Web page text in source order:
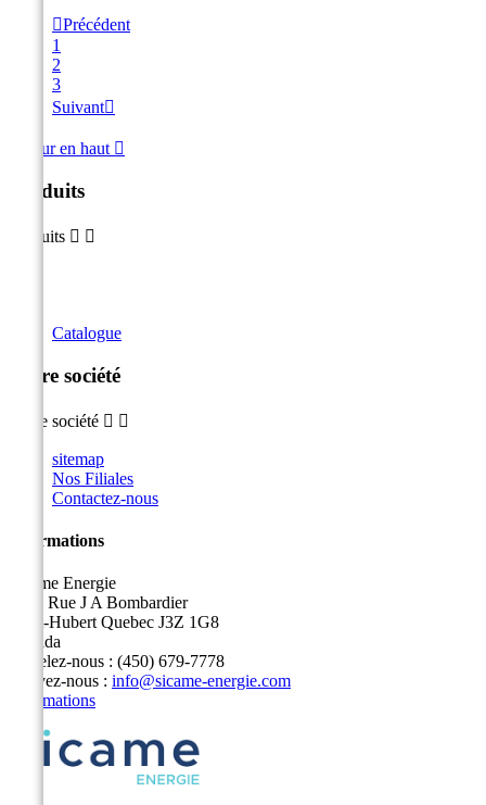
Précédent
1
2
3
Suivant
Retour en haut 
Produits
Produits  
Catalogue
Notre société
Notre société  
sitemap
Nos Filiales
Contactez-nous
Informations
Sicame Energie
5400 Rue J A Bombardier
Saint-Hubert Quebec J3Z 1G8
Canada
Appelez-nous : (450) 679-7778
Écrivez-nous : info@sicame-energie.com
Informations